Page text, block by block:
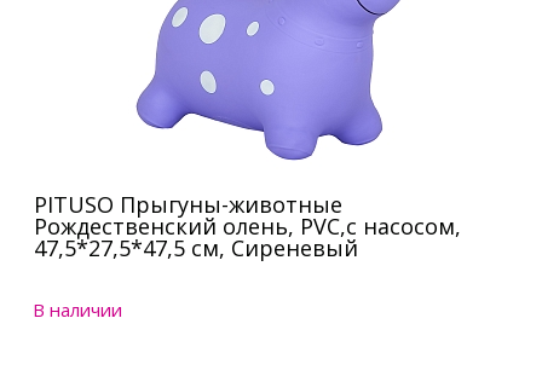
PITUSO Прыгуны-животные
Рождественский олень, PVC,с насосом,
47,5*27,5*47,5 см, Сиреневый
В наличии